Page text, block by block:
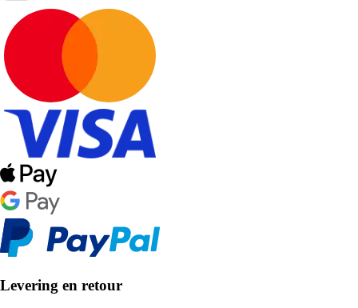
Levering en retour